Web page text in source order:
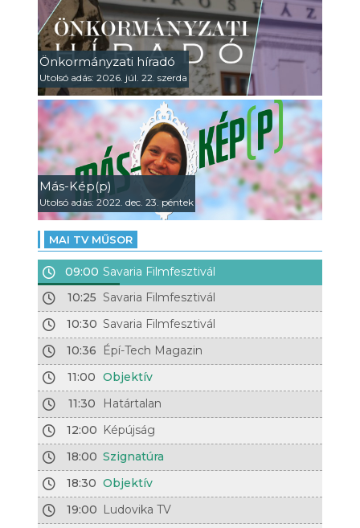
Önkormányzati híradó
Utolsó adás: 2026. júl. 22. szerda
Más-Kép(p)
Utolsó adás: 2022. dec. 23. péntek
MAI TV MŰSOR
09:00 Savaria Filmfesztivál
10:25 Savaria Filmfesztivál
10:30 Savaria Filmfesztivál
10:36
Épí-Tech Magazin
11:00 Objektív
11:30
Határtalan
12:00 Képújság
18:00 Szignatúra
18:30 Objektív
19:00 Ludovika TV